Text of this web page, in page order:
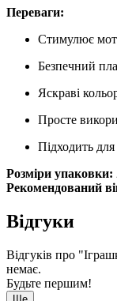
Переваги:
Стимулює
Безпечний
Яскраві
Просте
Підходить для
Розміри упаковки:
Рекомендований
Відгуки
Відгуків про
немає.
Будьте першим!
Ще